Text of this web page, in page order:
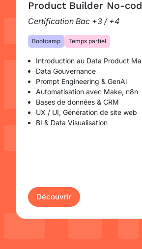
Product Builder No-
Certification Bac +3 / +4
Bootcamp Temps partiel
Introduction au Data Product
Data Gouvernance
Prompt Engineering & GenAi
Automatisation avec Make, n8n
Bases de données & CRM
UX / UI, Génération de site web
BI & Data Visualisation
Découvrir